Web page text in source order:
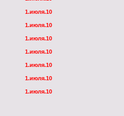
1.июля.10
1.июля.10
1.июля.10
1.июля.10
1.июля.10
1.июля.10
1.июля.10